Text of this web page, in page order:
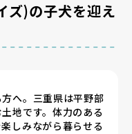
ズ)の子犬を迎え
へ。三重県は平野部
地です。体力のある
しみながら暮らせる